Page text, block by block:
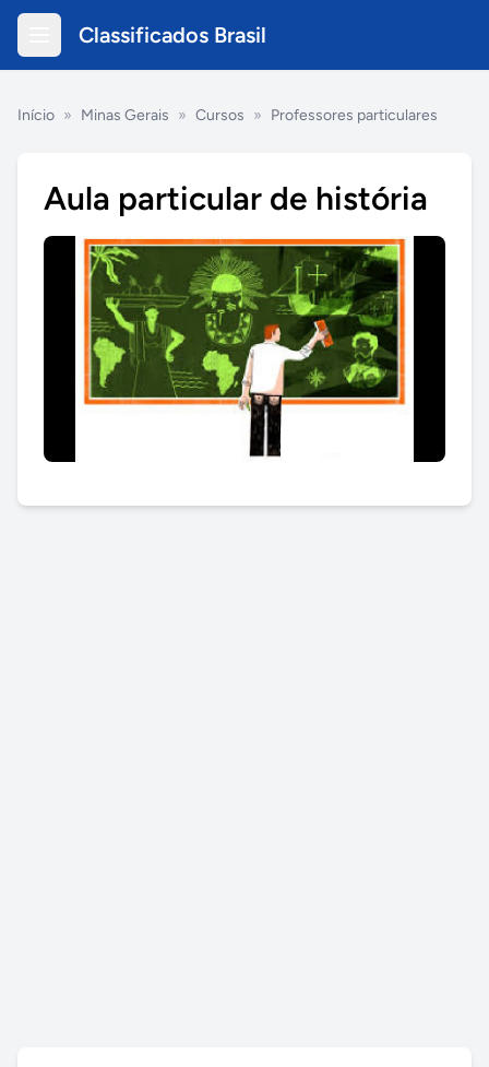
Classificados Brasil
Início » Minas Gerais » Cursos » Professores particulares
Aula particular de história